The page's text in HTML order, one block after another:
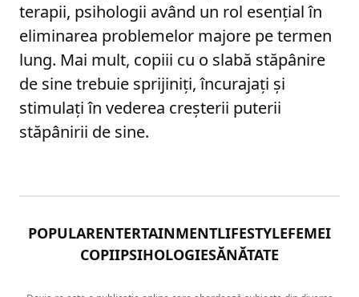
terapii, psihologii având un rol esenţial în
eliminarea problemelor majore pe termen
lung. Mai mult, copiii cu o slabă stăpânire
de sine trebuie sprijiniţi, încurajaţi şi
stimulaţi în vederea creşterii puterii
stăpânirii de sine.
POPULARENTERTAINMENTLIFESTYLEFEMEI
COPIIPSIHOLOGIESĂNĂTATE